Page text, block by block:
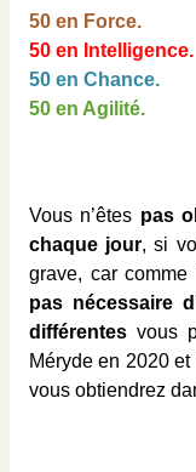
50 en Force.
50 en Intelligence.
50 en Chance.
50 en Agilité.
Vous n’êtes pas
chaque jour, si
grave, car
pas nécessaire
différentes vous
Méryde en 2020 et
vous obtiendrez